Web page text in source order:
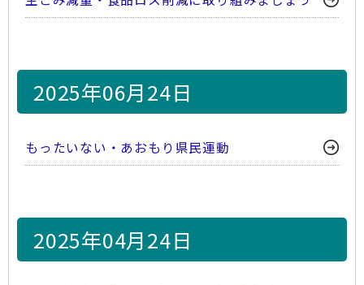
2025年06月24日
もったいない・あおもり県民運動
2025年04月24日